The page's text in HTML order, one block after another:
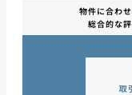
物件に合わ
総合的な
取